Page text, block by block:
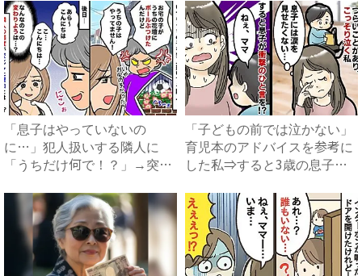
「息子はやっていないの
に…」犯人扱いする隣人に
「うちだけ何で！？」→突然
「子どもの前では泣かない」
育児本のアドバイスを参考に
した私⇒すると3歳の息子が